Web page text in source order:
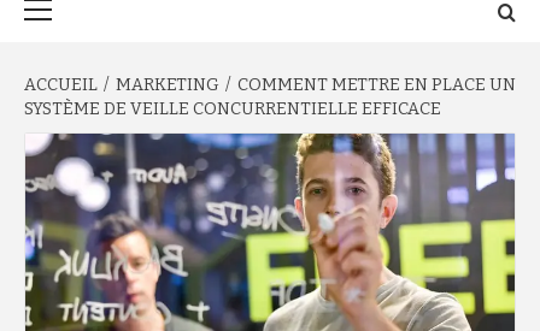
ACCUEIL MARKETING
COMMENT METTRE EN PLACE UN
SYSTÈME DE VEILLE CONCURRENTIELLE EFFICACE